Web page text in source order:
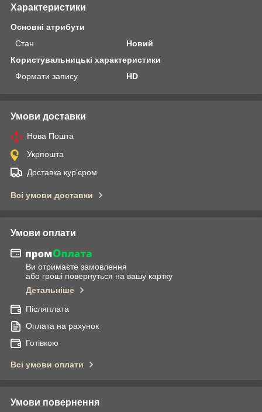
Характеристики
Основні атрибути
Стан
Новий
Користувальницькі характеристики
Формати запису
HD
Умови доставки
Нова Пошта
Укрпошта
Доставка кур'єром
Всі умови доставки
Умови оплати
Ви отримаєте замовлення
або гроші повернуться на вашу картку
Детальніше
Післяплата
Оплата на рахунок
Готівкою
Всі умови оплати
Умови повернення